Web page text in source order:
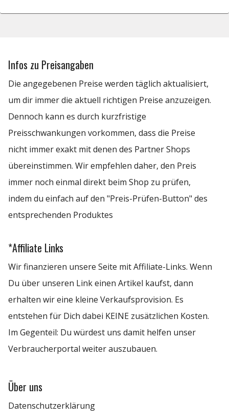
Infos zu Preisangaben
Die angegebenen Preise werden täglich aktualisiert,
um dir immer die aktuell richtigen Preise anzuzeigen.
Dennoch kann es durch kurzfristige
Preisschwankungen vorkommen, dass die Preise
nicht immer exakt mit denen des Partner Shops
übereinstimmen. Wir empfehlen daher, den Preis
immer noch einmal direkt beim Shop zu prüfen,
indem du einfach auf den "Preis-Prüfen-Button" des
entsprechenden Produktes
*Affiliate Links
Wir finanzieren unsere Seite mit Affiliate-Links. Wenn
Du über unseren Link einen Artikel kaufst, dann
erhalten wir eine kleine Verkaufsprovision. Es
entstehen für Dich dabei KEINE zusätzlichen Kosten.
Im Gegenteil: Du würdest uns damit helfen unser
Verbraucherportal weiter auszubauen.
Über uns
Datenschutzerklärung